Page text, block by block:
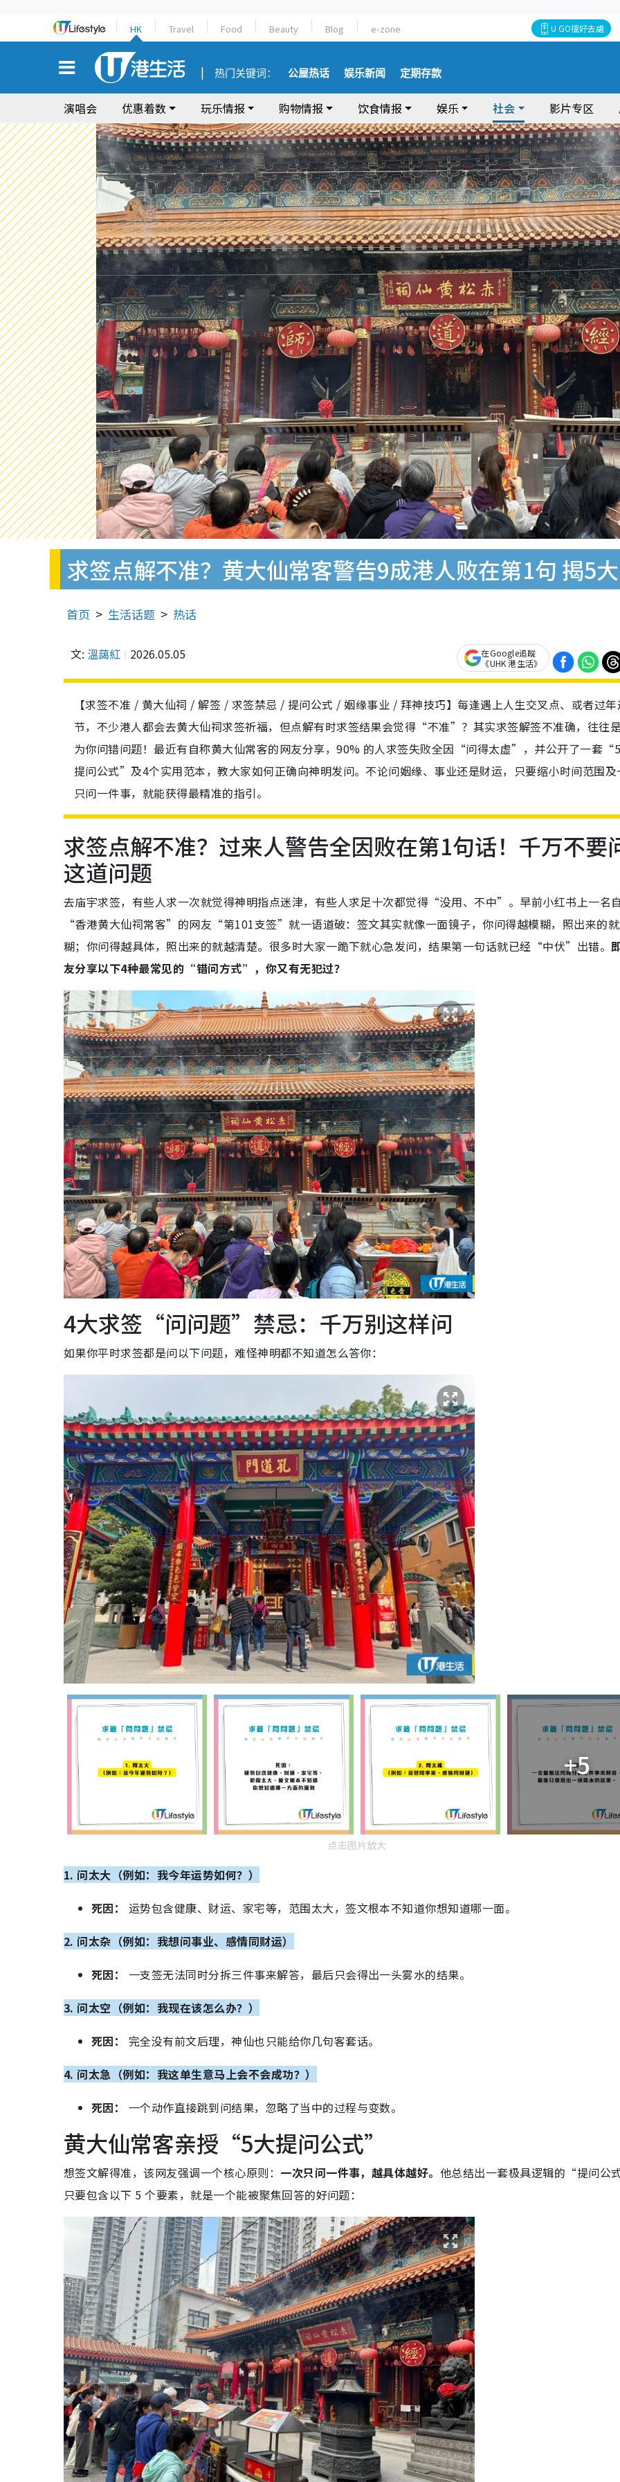
HK Travel Food Beauty Blog e-zone U GO搵好去處
热门关键词： 公屋热话 娱乐新闻 定期存款
演唱会 优惠着数 玩乐情报 购物情报 饮食情报 娱乐 社会 影片专区
求签点解不准？黄大仙常客警告9成港人败在第1句 揭5
首页 生活话题 热话
文: 溫藹紅 2026.05.05
在Google追蹤
《UHK 港生活》
【求签不准 / 黄大仙祠 / 解签 / 求签禁忌 / 提问公式 / 姻缘事业 / 拜神技巧】每逢遇上人生交叉点、或者过
节，不少港人都会去黄大仙祠求签祈福，但点解有时求签结果会觉得“不准”？其实求签解签不准确，往往
为你问错问题！最近有自称黄大仙常客的网友分享，90% 的人求签失败全因“问得太虚”，并公开了一套
提问公式”及4个实用范本，教大家如何正确向神明发问。不论问姻缘、事业还是财运，只要缩小时间范围及
只问一件事，就能获得最精准的指引。
求签点解不准？过来人警告全因败在第1句话！千万不要
这道问题
去庙宇求签，有些人求一次就觉得神明指点迷津，有些人求足十次都觉得“没用、不中”。早前小红书上一名
“香港黄大仙祠常客”的网友“第101支签”就一语道破：签文其实就像一面镜子，你问得越模糊，照出来的
糊；你问得越具体，照出来的就越清楚。很多时大家一跪下就心急发问，结果第一句话就已经“中伏”出错。
友分享以下4种最常见的“错问方式”，你又有无犯过？
4大求签“问问题”禁忌：千万别这样问
如果你平时求签都是问以下问题，难怪神明都不知道怎么答你：
+5
点击图片放大
1. 问太大（例如：我今年运势如何？）
死因：
运势包含健康、财运、家宅等，范围太大，签文根本不知道你想知道哪一面。
2. 问太杂（例如：我想问事业、感情同财运）
死因：
一支签无法同时分拆三件事来解答，最后只会得出一头雾水的结果。
3. 问太空（例如：我现在该怎么办？）
死因：
完全没有前文后理，神仙也只能给你几句客套话。
4. 问太急（例如：我这单生意马上会不会成功？）
死因：
一个动作直接跳到问结果，忽略了当中的过程与变数。
黄大仙常客亲授“5大提问公式”
想签文解得准，该网友强调一个核心原则： 一次只问一件事，越具体越好。 他总结出一套极具逻辑的“提问公
只要包含以下 5 个要素，就是一个能被聚焦回答的好问题：